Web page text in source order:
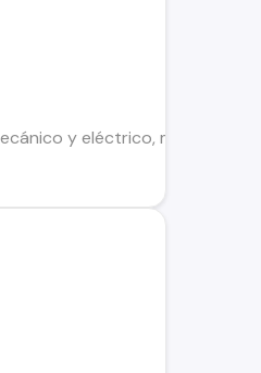
y eléctrico,